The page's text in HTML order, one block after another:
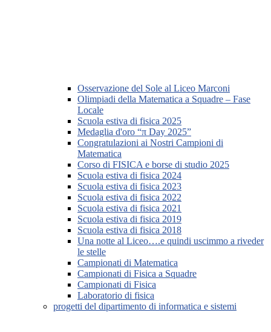
Osservazione del Sole al Liceo Marconi
Olimpiadi della Matematica a Squadre – Fase
Locale
Scuola estiva di fisica 2025
Medaglia d'oro “π Day 2025”
Congratulazioni ai Nostri Campioni di
Matematica
Corso di FISICA e borse di studio 2025
Scuola estiva di fisica 2024
Scuola estiva di fisica 2023
Scuola estiva di fisica 2022
Scuola estiva di fisica 2021
Scuola estiva di fisica 2019
Scuola estiva di fisica 2018
Una notte al Liceo….e quindi uscimmo a riveder
le stelle
Campionati di Matematica
Campionati di Fisica a Squadre
Campionati di Fisica
Laboratorio di fisica
progetti del dipartimento di informatica e sistemi